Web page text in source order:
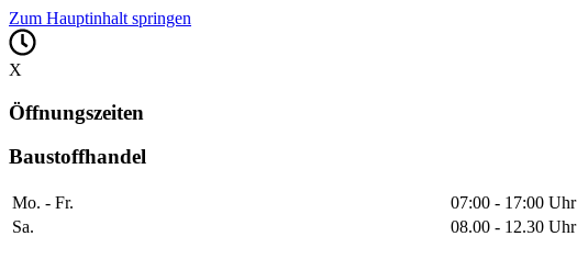
Zum Hauptinhalt springen
X
Öffnungszeiten
Baustoffhandel
Mo. - Fr.
07:00 - 17:00 Uhr
Sa.
08.00 - 12.30 Uhr